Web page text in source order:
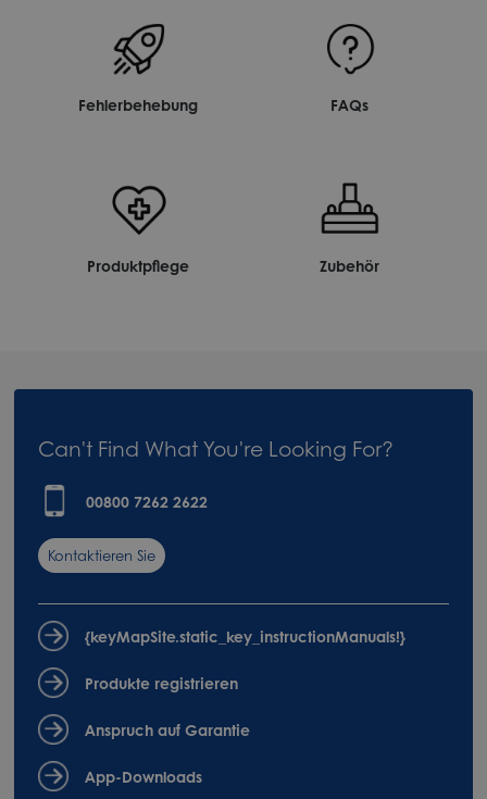
Fehlerbehebung FAQs
Produktpflege Zubehör
Can't Find What You're Looking For?
00800 7262 2622
Kontaktieren Sie
{keyMapSite.static_key_instructionManuals!}
Produkte registrieren
Anspruch auf Garantie
App-Downloads